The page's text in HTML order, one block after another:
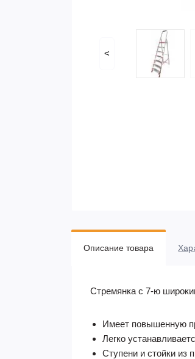
<
Описание товара
Стремянка с 7-ю
Имеет повышенную
Легко
Ступени и стойки из